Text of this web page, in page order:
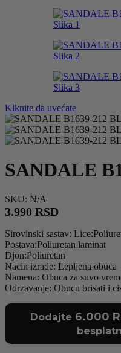
Klknite da uvećate
SANDALE
SKU: N/A
3.990 RSD
Sirovinski sastav:
Postava:Poliuretan laminat
Djon:Poliuretan
Nacin izrade: Lepljena obuca
Namena: Obuca za suvo
Odrzavanje: Obucu brisati i
Dodajte 6.000